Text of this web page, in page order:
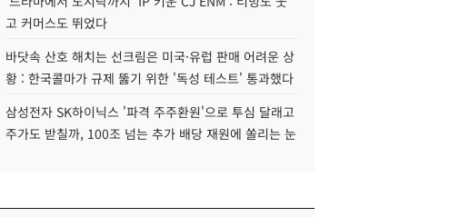
고 커머스도 뛰었다
바닷속 산호 해치는 선크림은 미국·유럽 판매 어려운 상
황 : 한국콜마가 규제 뚫기 위한 '독성 테스트' 통과했다
삼성전자 SK하이닉스 '파격 주주환원'으로 투심 달래고
주가도 받칠까, 100조 넘는 추가 배당 재원에 쏠리는 눈